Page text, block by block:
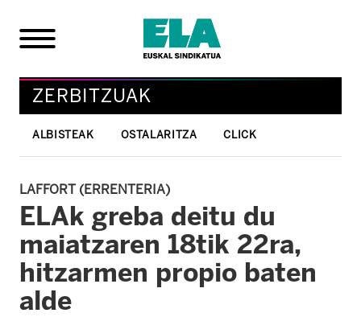
ZERBITZUAK
ALBISTEAK OSTALARITZA CLICK
LAFFORT (ERRENTERIA)
ELAk greba deitu du
maiatzaren 18tik 22ra,
hitzarmen propio baten
alde